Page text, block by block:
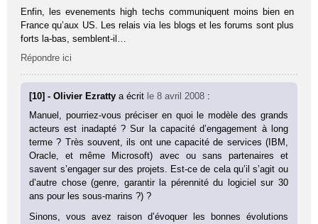
Enfin, les evenements high techs communiquent moins bien en
France qu’aux US. Les relais via les blogs et les forums sont plus
forts la-bas, semblent-il…
Répondre ici
[10] - Olivier Ezrattya écrit le 8 avril 2008 :
Manuel, pourriez-vous préciser en quoi le modèle des grands
acteurs est inadapté ? Sur la capacité d’engagement à long
terme ? Très souvent, ils ont une capacité de services (IBM,
Oracle, et même Microsoft) avec ou sans partenaires et
savent s’engager sur des projets. Est-ce de cela qu’il s’agit ou
d’autre chose (genre, garantir la pérennité du logiciel sur 30
ans pour les sous-marins ?) ?
Sinons, vous avez raison d’évoquer les bonnes évolutions